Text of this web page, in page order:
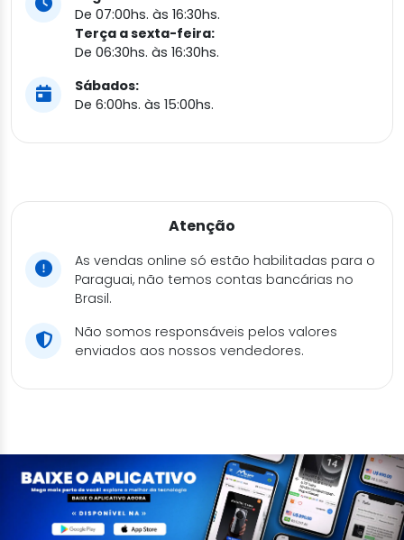
De 07:00hs. às 16:30hs.
Terça a sexta-feira:
De 06:30hs. às 16:30hs.
Sábados:
De 6:00hs. às 15:00hs.
Atenção
As vendas online só estão habilitadas para o
Paraguai, não temos contas bancárias no
Brasil.
Não somos responsáveis pelos valores
enviados aos nossos vendedores.